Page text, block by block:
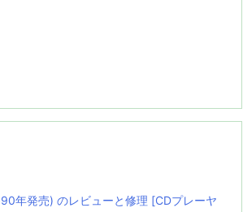
年発売) のレビューと修理 [CDプレーヤ